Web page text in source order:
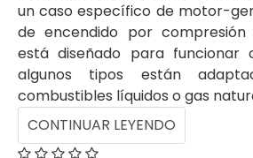
un caso específico de motor-
de encendido por
está diseñado para funcionar
algunos tipos están
combustibles líquidos o gas
CONTINUAR LEYENDO